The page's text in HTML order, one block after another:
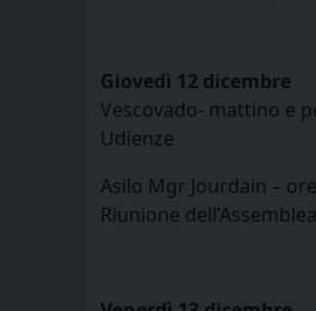
Giovedì 12 dicembre
Vescovado- mattino e
Udienze
Asilo Mgr Jourdain –
Riunione